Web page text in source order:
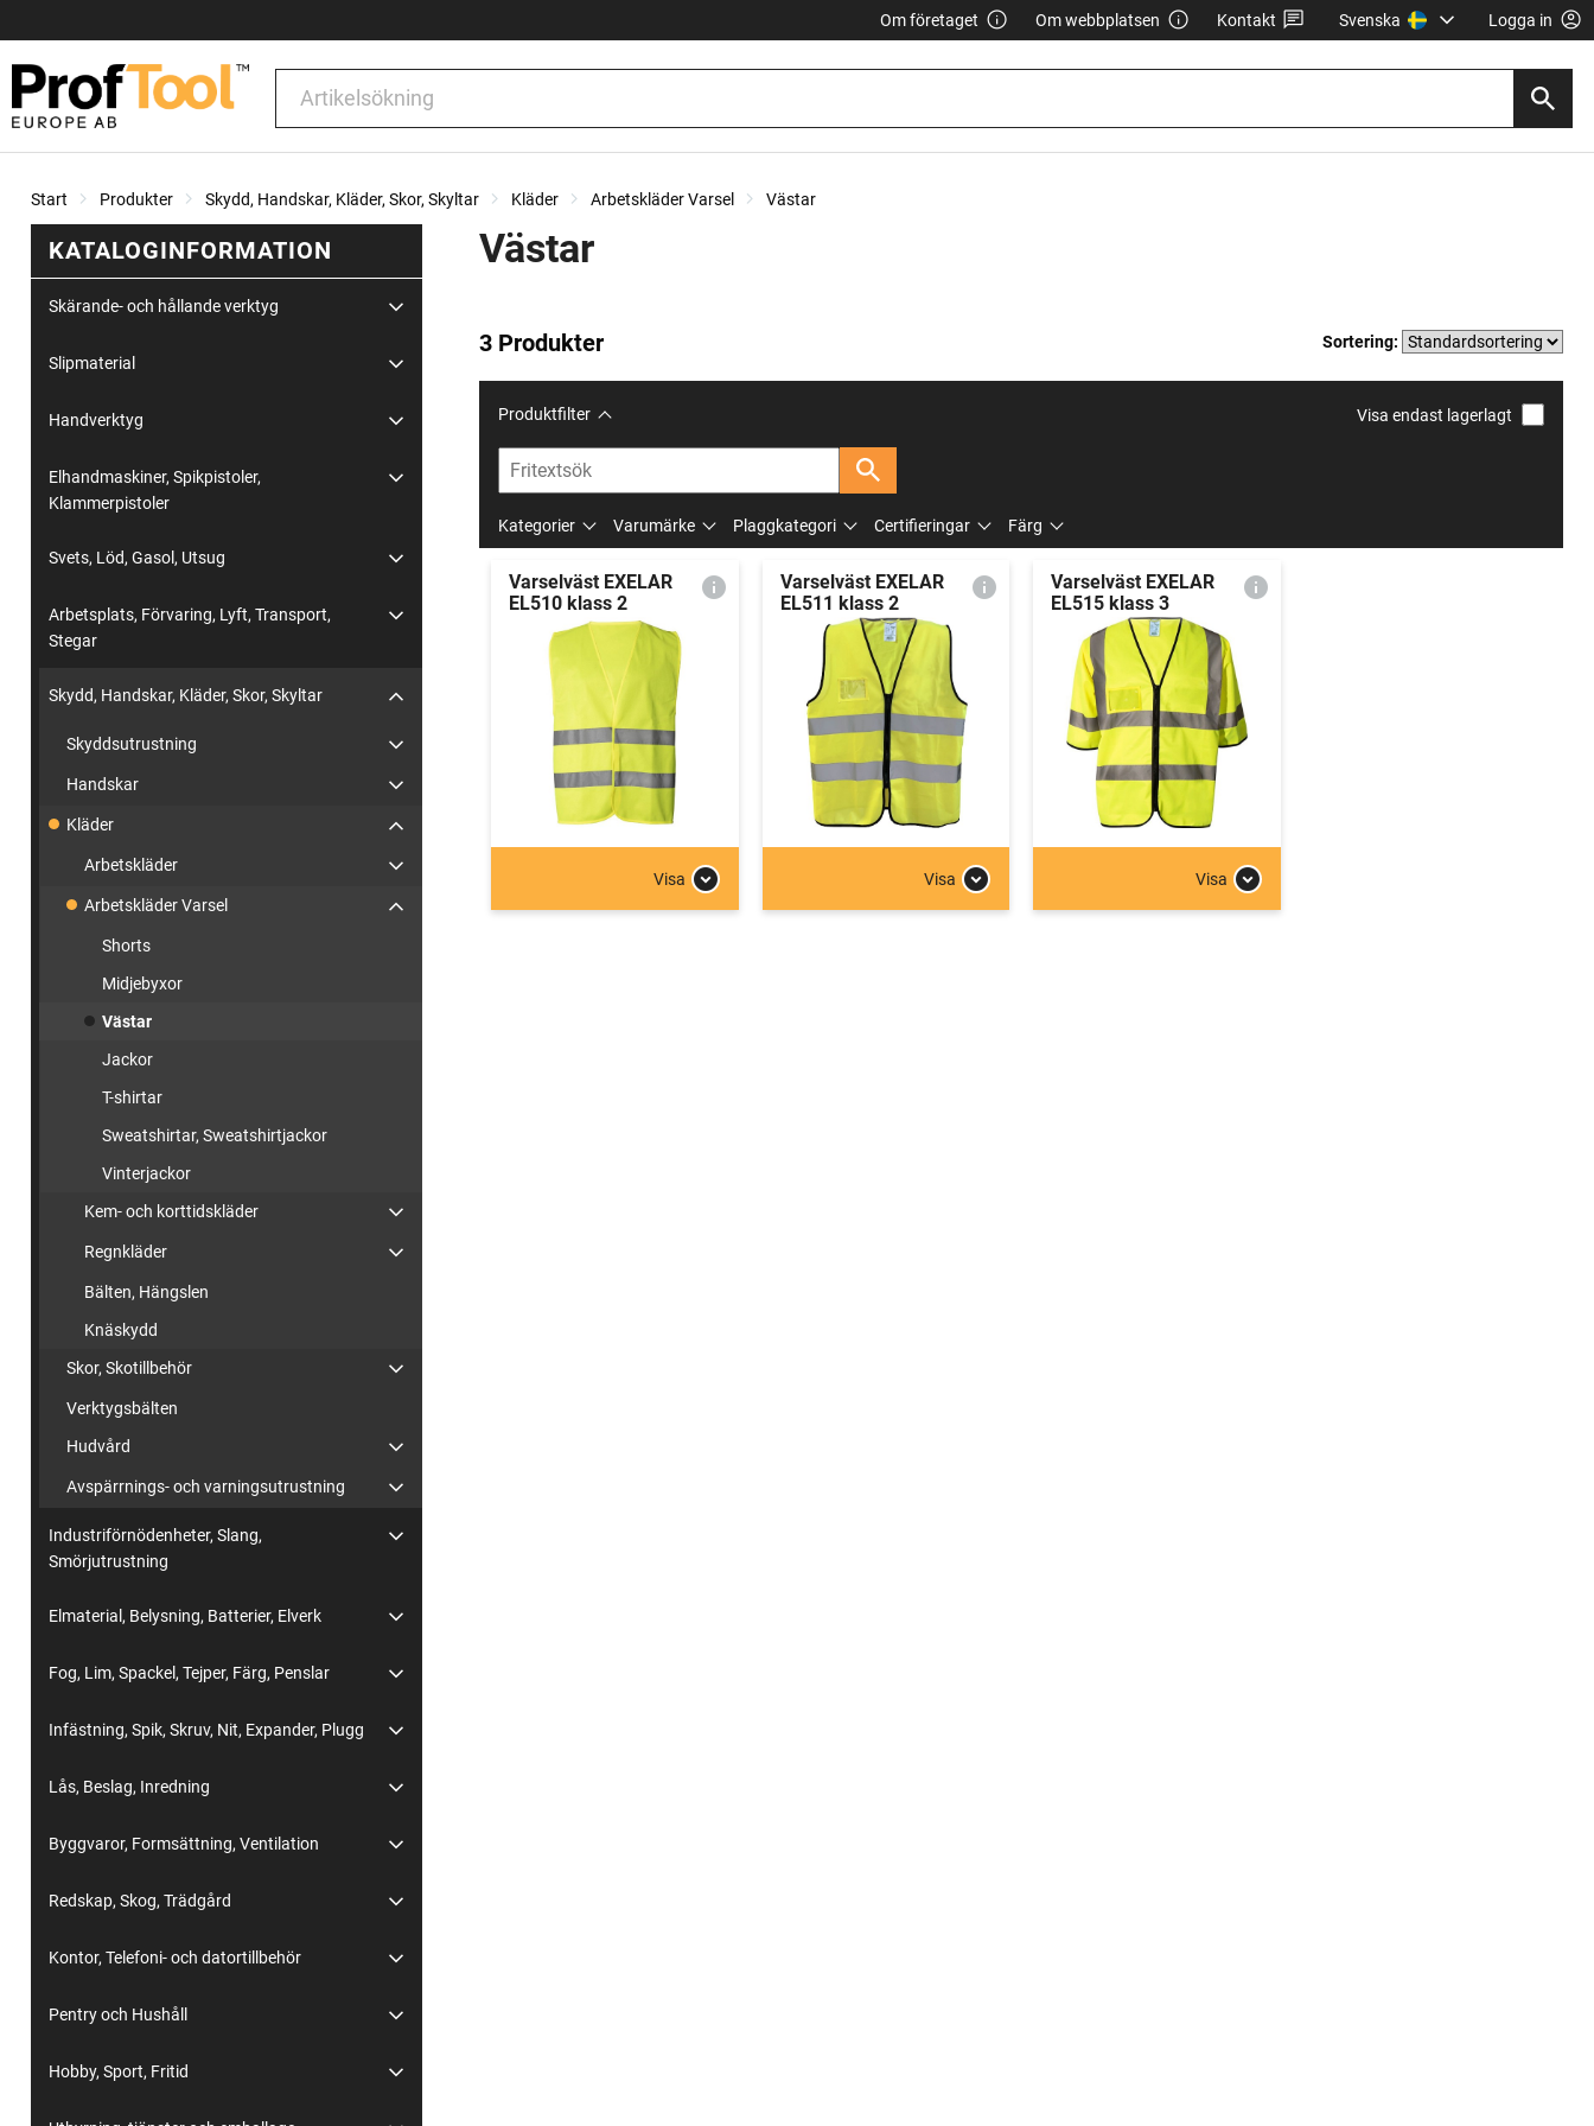
Om företaget Om webbplatsen Kontakt Svenska Logga in
Start Produkter Skydd, Handskar, Kläder, Skor, Skyltar Kläder Arbetskläder Varsel Västar
KATALOGINFORMATION
Skärande- och hållande verktyg
Slipmaterial
Handverktyg
Elhandmaskiner, Spikpistoler,
Klammerpistoler
Svets, Löd, Gasol, Utsug
Arbetsplats, Förvaring, Lyft, Transport,
Stegar
Skydd, Handskar, Kläder, Skor, Skyltar
Skyddsutrustning
Handskar
Kläder
Arbetskläder
Arbetskläder Varsel
Shorts
Midjebyxor
Västar
Jackor
T-shirtar
Sweatshirtar, Sweatshirtjackor
Vinterjackor
Kem- och korttidskläder
Regnkläder
Bälten, Hängslen
Knäskydd
Skor, Skotillbehör
Verktygsbälten
Hudvård
Avspärrnings- och varningsutrustning
Industriförnödenheter, Slang,
Smörjutrustning
Elmaterial, Belysning, Batterier, Elverk
Fog, Lim, Spackel, Tejper, Färg, Penslar
Infästning, Spik, Skruv, Nit, Expander, Plugg
Lås, Beslag, Inredning
Byggvaror, Formsättning, Ventilation
Redskap, Skog, Trädgård
Kontor, Telefoni- och datortillbehör
Pentry och Hushåll
Hobby, Sport, Fritid
Västar
3 Produkter Sortering:
Produktfilter Visa endast lagerlagt
Kategorier Varumärke Plaggkategori Certifieringar Färg
Varselväst EXELAR
EL510 klass 2
Visa
Varselväst EXELAR
EL511 klass 2
Visa
Varselväst EXELAR
EL515 klass 3
Visa